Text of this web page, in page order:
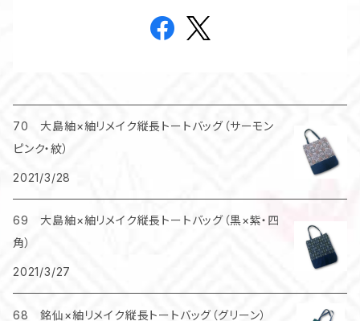
70 大島紬×紬リメイク縦長トートバッグ（サーモン
ピンク・紋）
2021/3/28
69 大島紬×紬リメイク縦長トートバッグ（黒×紫・四
角）
2021/3/27
68 銘仙×紬リメイク縦長トートバッグ（グリーン）